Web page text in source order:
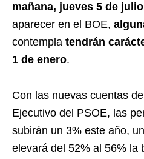
mañana, jueves 5 de julio
aparecer en el BOE,
contempla tendrán
1 de enero.
Con las nuevas cuentas
Ejecutivo del PSOE, las
subirán un 3% este año,
elevará del 52% al 56% la